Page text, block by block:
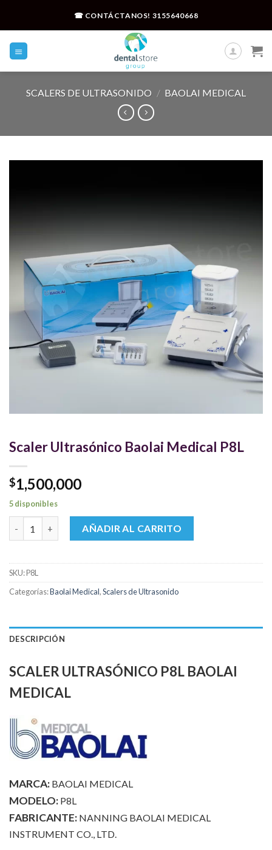
☎ CONTÁCTANOS! 3155640668
SCALERS DE ULTRASONIDO / BAOLAI MEDICAL
Scaler Ultrasónico Baolai Medical P8L
$1,500,000
5 disponibles
Scaler Ultrasónico Baolai Medical P8L cantidad
AÑADIR AL CARRITO
SKU:P8L
Categorías:Baolai Medical,Scalers de Ultrasonido
DESCRIPCIÓN
SCALER ULTRASÓNICO P8L BAOLAI
MEDICAL
MARCA: BAOLAI MEDICAL
MODELO: P8L
FABRICANTE: NANNING BAOLAI MEDICAL
INSTRUMENT CO., LTD.